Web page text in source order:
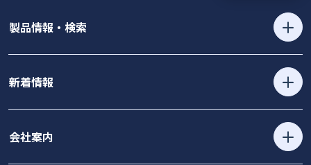
製品情報・検索
新着情報
会社案内